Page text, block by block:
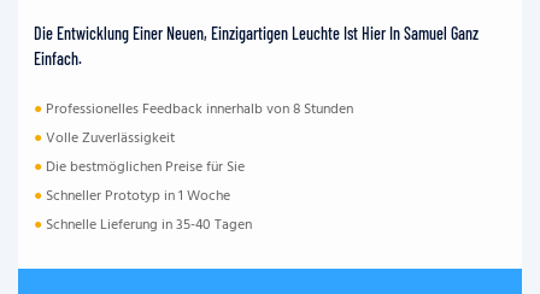
Die Entwicklung Einer Neuen, Einzigartigen Leuchte Ist Hier In Samuel Ganz
Einfach.
● Professionelles Feedback innerhalb von 8 Stunden
●Volle Zuverlässigkeit
● Die bestmöglichen Preise für Sie
● Schneller Prototyp in 1 Woche
● Schnelle Lieferung in 35-40 Tagen